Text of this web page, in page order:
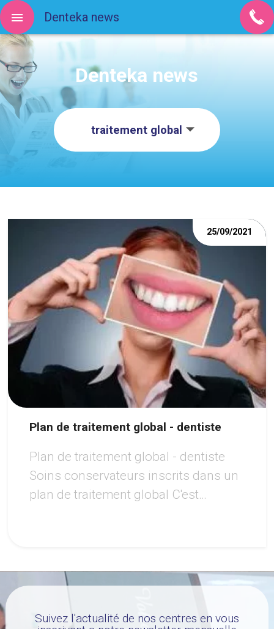
Denteka news
traitement global
Plan de traitement global - dentiste
25/09/2021
Plan de traitement global - dentiste
Soins conservateurs inscrits dans un
plan de traitement global C'est
Suivez l'actualité de nos centres en vous
Denteka news